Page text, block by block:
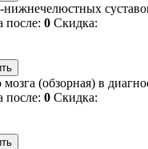
после: 0 Скидка:
(обзорная) в
после: 0 Скидка: